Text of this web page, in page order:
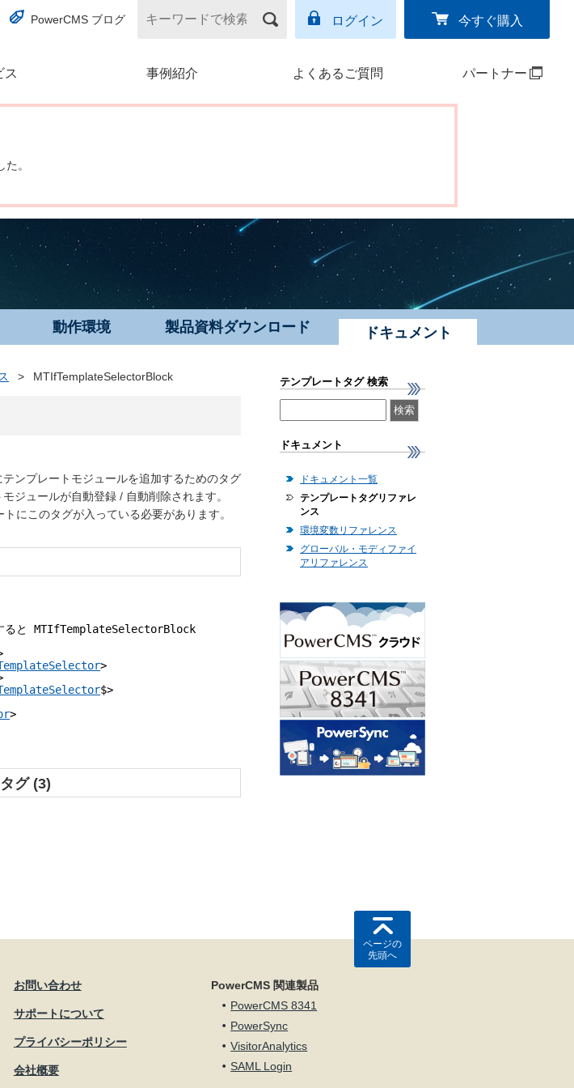
PowerCMS ブログ ログイン 今すぐ購入
ス 事例紹介 よくあるご質問 パートナー
(別ウィンドウで開く)
。
動作環境 製品資料ダウンロード ドキュメント
> MTIfTemplateSelectorBlock
ンプレートモジュールを追加するためのタグ
ジュールが自動登録 / 自動削除されます。
にこのタグが入っている必要があります。
ると MTIfTemplateSelectorBlock
>
$>
>
グ (3)
テンプレートタグ 検索
ドキュメント
ドキュメント一覧
テンプレートタグリファレ
ンス
環境変数リファレンス
グローバル・モディファイ
アリファレンス
ページの
先頭へ
お問い合わせ
サポートについて
プライバシーポリシー
会社概要
PowerCMS 関連製品
PowerCMS 8341
PowerSync
VisitorAnalytics
SAML Login